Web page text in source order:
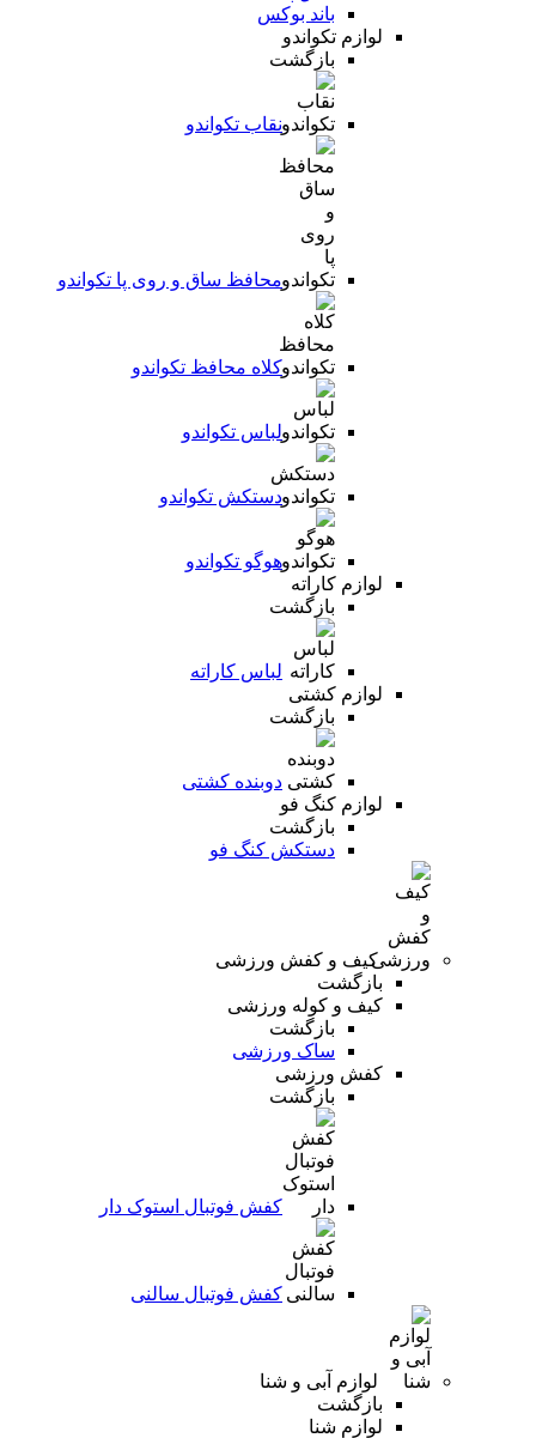
باند بوکس
لوازم تکواندو
بازگشت
نقاب تکواندو
محافظ ساق و روی پا تکواندو
کلاه محافظ تکواندو
لباس تکواندو
دستکش تکواندو
هوگو تکواندو
لوازم کاراته
بازگشت
لباس کاراته
لوازم کشتی
بازگشت
دوبنده کشتی
لوازم کنگ فو
بازگشت
دستکش کنگ فو
کیف و کفش ورزشی
بازگشت
کیف و کوله ورزشی
بازگشت
ساک ورزشی
کفش ورزشی
بازگشت
کفش فوتبال استوک دار
کفش فوتبال سالنی
لوازم آبی و شنا
بازگشت
لوازم شنا